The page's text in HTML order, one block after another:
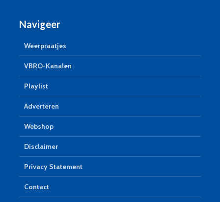
Navigeer
Weerpraatjes
VBRO-Kanalen
Playlist
Adverteren
Webshop
Disclaimer
Privacy Statement
Contact